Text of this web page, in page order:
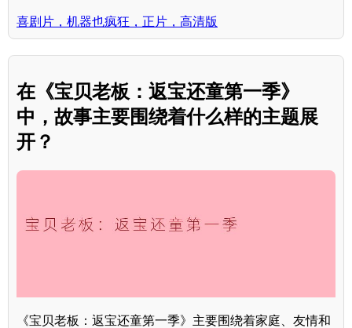
喜剧片，机器也疯狂，正片，高清版
在《宝贝老板：返宝还童第一季》
中，故事主要围绕着什么样的主题展
开？
《宝贝老板：返宝还童第一季》主要围绕着家庭、友情和